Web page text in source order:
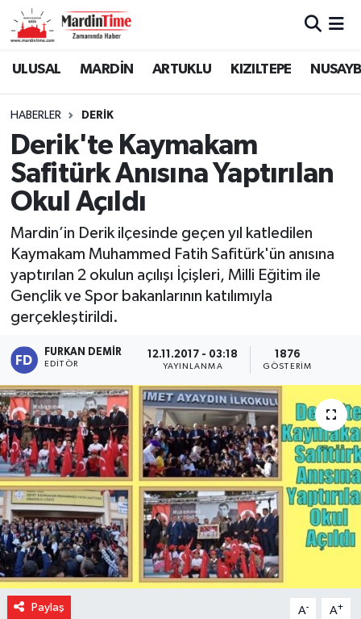
ULUSAL MARDİN ARTUKLU KIZILTEPE
HABERLER DERİK
Derik'te Kaymakam
Safitürk Anısına Yaptırılan
Okul Açıldı
Mardin’in Derik ilçesinde geçen yıl katledilen
Kaymakam Muhammed Fatih Safitürk'ün anısına
yaptırılan 2 okulun açılışı İçişleri, Milli Eğitim ile
Gençlik ve Spor bakanlarının katılımıyla
gerçekleştirildi.
FURKAN DEMIR
EDITÖR
12.11.2017 - 03:18
YAYINLANMA
1876
GÖSTERIM
Paylaş A- A+
Mardin Nöbetçi Eczaneler
Mardin Namaz Vakitleri
Mardin Trafik Yoğunluk Haritası
Süper Lig Puan Durumu ve Fikstür
Tüm Manşetler
Son Dakika Haberleri
Haber Arşivi